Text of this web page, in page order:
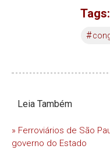
Tags:
#
Leia Também
» Ferroviários de São
governo do Estado